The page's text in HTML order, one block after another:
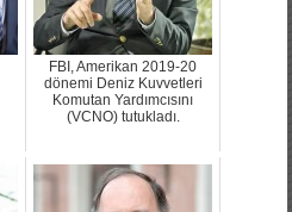
FBI, Amerikan 2019-20
dönemi Deniz Kuvvetleri
Komutan Yardımcısını
(VCNO) tutukladı.